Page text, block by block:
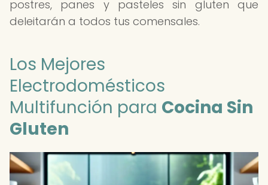
postres, panes y pasteles sin gluten que
deleitarán a todos tus comensales.
Los Mejores
Electrodomésticos
Multifunción para Cocina Sin
Gluten